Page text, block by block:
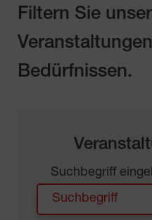
Filtern Sie
Bedürfnissen.
Suchbegriff